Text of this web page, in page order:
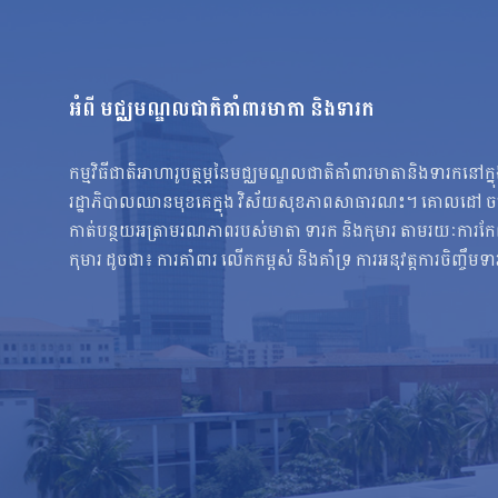
អំពី មជ្ឈមណ្ឌលជាតិគាំពារមាតា និងទារក
កម្មវិធីជាតិអាហារូបត្ថម្ភនៃមជ្ឈមណ្ឌលជាតិគាំពារមាតានិងទារក
រដ្ឋាភិបាលឈានមុខគេក្នុង វិស័យសុខភាពសាធារណះ។ គោលដៅ
កាត់បន្ថយអត្រាមរណភាពរបស់មាតា ទារក និងកុមារ តាមរយៈការកែ
កុមារ ដូចជា៖ ការគាំពារ លើកកម្ពស់ និងគាំទ្រ ការអនុវត្តការចិញ្ចឹម